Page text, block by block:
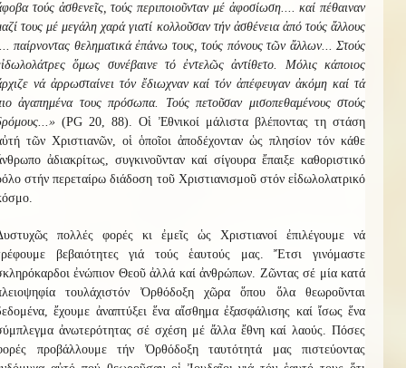
τούς ἀσθενεῖς, τούς περιποιοῦνταν μέ ἀφοσίωση.... καί πέθαιναν
τους μέ μεγάλη χαρά γιατί κολλοῦσαν τήν ἀσθένεια ἀπό τούς ἄλλους
παίρνοντας θεληματικά ἐπάνω τους, τούς πόνους τῶν ἄλλων... Στούς
ὅμως συνέβαινε τό ἐντελῶς ἀντίθετο. Μόλις κάποιος
νά ἀρρωσταίνει τόν ἔδιωχναν καί τόν ἀπέφευγαν ἀκόμη καί τά
ἀγαπημένα τους πρόσωπα. Τούς πετοῦσαν μισοπεθαμένους στούς
(PG 20, 88). Οἱ Ἐθνικοί μάλιστα βλέποντας τη στάση
τῶν Χριστιανῶν, οἱ ὁποῖοι ἀποδέχονταν ὡς πλησίον τόν κάθε
ἀδιακρίτως, συγκινοῦνταν καί σίγουρα ἔπαιξε καθοριστικό
στήν περεταίρω διάδοση τοῦ Χριστιανισμοῦ στόν εἰδωλολατρικό
πολλές φορές κι ἐμεῖς ὡς Χριστιανοί ἐπιλέγουμε νά
βεβαιότητες γιά τούς ἑαυτούς μας. Ἔτσι γινόμαστε
ἐνώπιον Θεοῦ ἀλλά καί ἀνθρώπων. Ζῶντας σέ μία κατά
τουλάχιστόν Ὀρθόδοξη χῶρα ὅπου ὅλα θεωροῦνται
ἔχουμε ἀναπτύξει ἕνα αἴσθημα ἐξασφάλισης καί ἴσως ἕνα
ἀνωτερότητας σέ σχέση μέ ἄλλα ἔθνη καί λαούς. Πόσες
προβάλλουμε τήν Ὀρθόδοξη ταυτότητά μας πιστεύοντας